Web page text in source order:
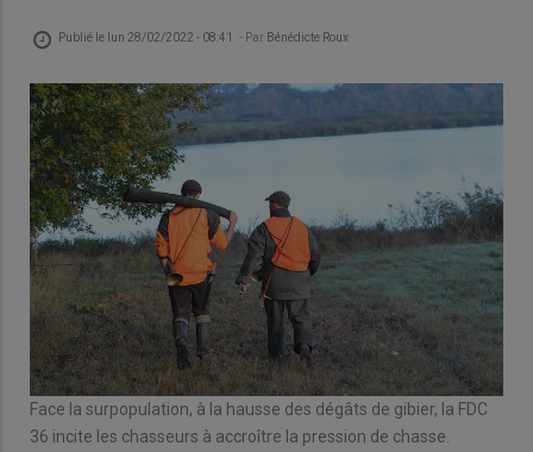
Publié le lun 28/02/2022 - 08:41 - Par Bénédicte Roux
Face la surpopulation, à la hausse des dégâts de gibier, la FDC
36 incite les chasseurs à accroître la pression de chasse.